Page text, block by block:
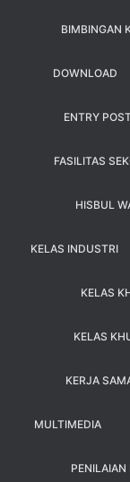
BIMBINGAN
DOWNLOAD
ENTRY
FASILITAS
HISBUL
KELAS INDUSTRI
KELAS
KELAS
KERJA
MULTIMEDIA